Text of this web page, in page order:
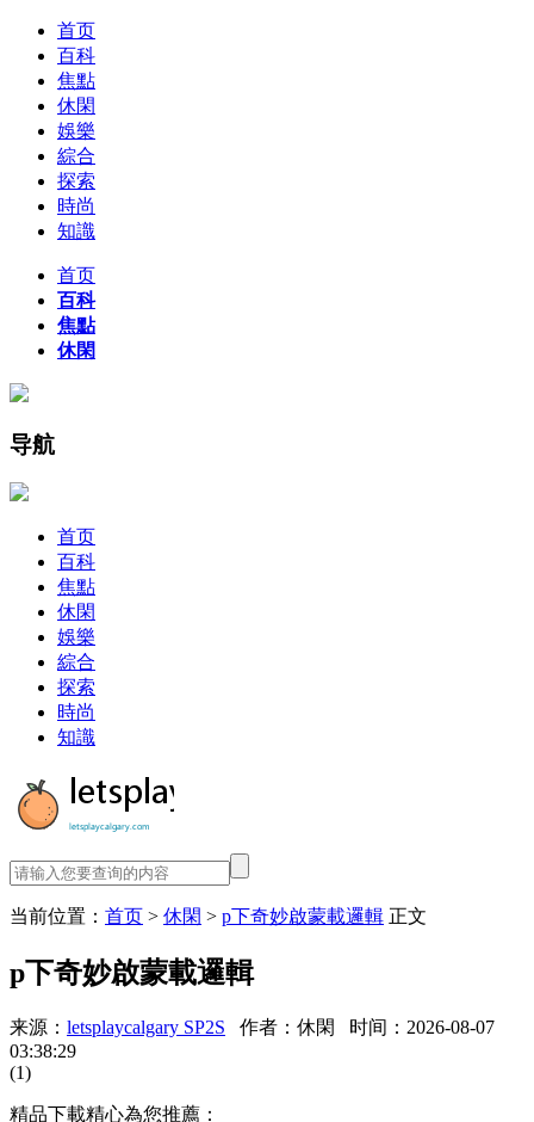
首页
百科
焦點
休閑
娛樂
綜合
探索
時尚
知識
首页
百科
焦點
休閑
导航
首页
百科
焦點
休閑
娛樂
綜合
探索
時尚
知識
当前位置： 首页 > 休閑 > p下奇妙啟蒙載邏輯 正文
p下奇妙啟蒙載邏輯
来源： letsplaycalgary SP2S 作者：休閑
时间：2026-08-07
03:38:29
(1)
精品下載精心為您推薦：